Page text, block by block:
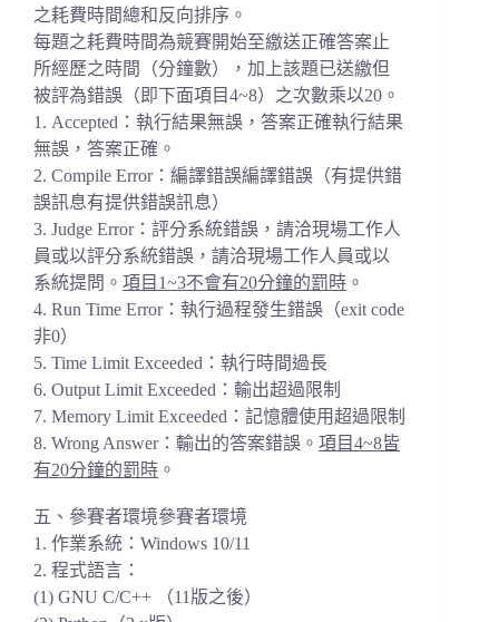
之耗費時間總和反向排序。
每題之耗費時間為競賽開始至繳送正確答案止
所經歷之時間（分鐘數），加上該題已送繳但
被評為錯誤（即下面項目4~8） 之次數乘以20。
1. Accepted：執行結果無誤，答案正確執行結果
無誤， 答案正確。
2. Compile Error：編譯錯誤編譯錯誤（有提供錯
誤訊息有提供錯誤訊息）
3. Judge Error：評分系統錯誤，請洽現場工作人
員或以評分系統錯誤， 請洽現場工作人員或以
系統提問。 項目1~3不會有20分鐘的罰時 。
4. Run Time Error：執行過程發生錯誤（exit code
非0）
5. Time Limit Exceeded：執行時間過長
6. Output Limit Exceeded：輸出超過限制
7. Memory Limit Exceeded：記憶體使用超過限制
8. Wrong Answer：輸出的答案錯誤。 項目4~8皆
有20分鐘的罰時 。
五、參賽者環境參賽者環境
1. 作業系統：Windows 10/11
2. 程式語言：
(1) GNU C/C++ （11版之後）